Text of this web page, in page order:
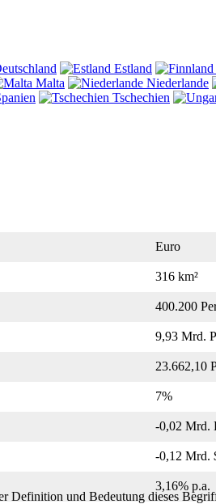
Estland
Malta Niederlande
Tschechien
Euro
316 km²
400.200
9,93 Mrd.
23.662,10
7%
-0,02 Mrd.
-0,12 Mrd.
3,16% p.a.
und Bedeutung dieses